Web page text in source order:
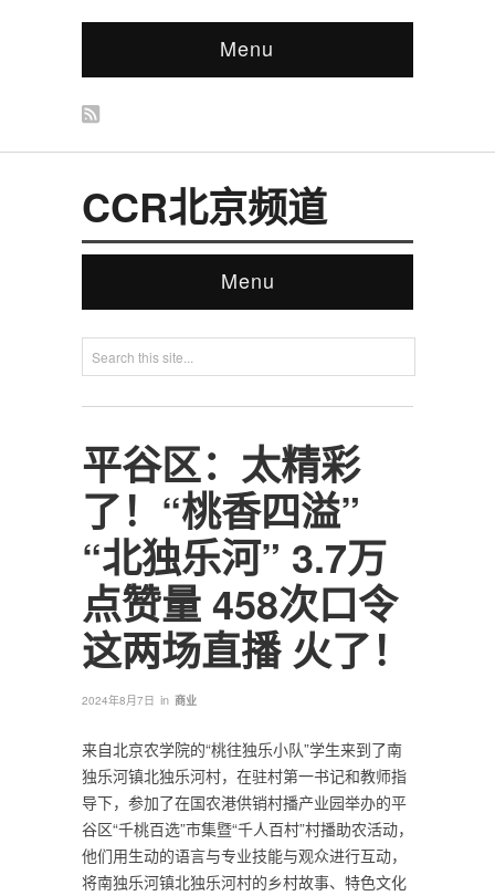
Menu
CCR北京频道
Menu
平谷区：太精彩
了！“桃香四溢”
“北独乐河” 3.7万
点赞量 458次口令
这两场直播 火了！
2024年8月7日 in 商业
来自北京农学院的“桃往独乐小队”学生来到了南
独乐河镇北独乐河村，在驻村第一书记和教师指
导下，参加了在国农港供销村播产业园举办的平
谷区“千桃百选”市集暨“千人百村”村播助农活动，
他们用生动的语言与专业技能与观众进行互动，
将南独乐河镇北独乐河村的乡村故事、特色文化